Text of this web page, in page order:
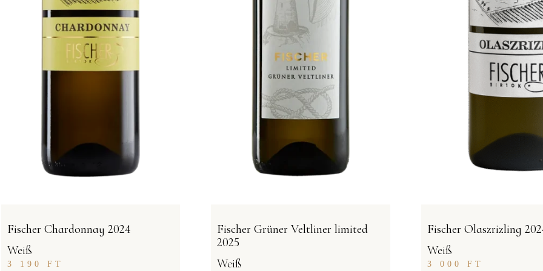
Fischer Chardonnay 2024
Weiß
3 190 FT
Fischer Grüner Veltliner limited
2025
Weiß
Fischer Olaszrizling
Weiß
3 000 FT